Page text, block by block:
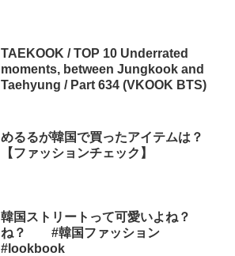
TAEKOOK / TOP 10 Underrated
moments, between Jungkook and
Taehyung / Part 634 (VKOOK BTS)
めるるが韓国で買ったアイテムは？
【ファッションチェック】
韓国ストリートって可愛いよね？
ね？ #韓国ファッション
#lookbook